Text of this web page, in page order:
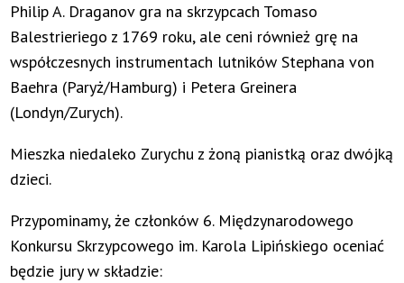
Philip A. Draganov gra na skrzypcach Tomaso
Balestrieriego z 1769 roku, ale ceni również grę na
współczesnych instrumentach lutników Stephana von
Baehra (Paryż/Hamburg) i Petera Greinera
(Londyn/Zurych).
Mieszka niedaleko Zurychu z żoną pianistką oraz dwójką
dzieci.
Przypominamy, że członków 6. Międzynarodowego
Konkursu Skrzypcowego im. Karola Lipińskiego oceniać
będzie jury w składzie: